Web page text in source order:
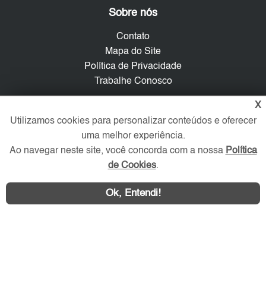
Sobre nós
Contato
Mapa do Site
Política de Privacidade
Trabalhe Conosco
Redes Sociais
X
Utilizamos cookies para personalizar conteúdos e oferecer
uma melhor experiência.
Ao navegar neste site, você concorda com a nossa Política
de Cookies.
Ok, Entendi!